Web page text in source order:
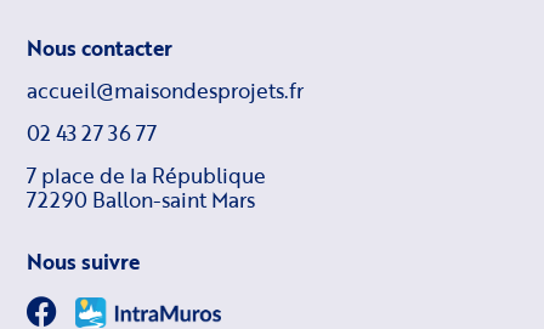
Nous contacter
accueil@maisondesprojets.fr
02 43 27 36 77
7 place de la République
72290 Ballon-saint Mars
Nous suivre